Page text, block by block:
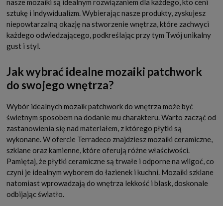
nasze mozaiki są idealnym rozwiązaniem dla każdego, kto ceni
sztukę i indywidualizm. Wybierając nasze produkty, zyskujesz
niepowtarzalną okazję na stworzenie wnętrza, które zachwyci
każdego odwiedzającego, podkreślając przy tym Twój unikalny
gust i styl.
Jak wybrać idealne mozaiki patchwork
do swojego wnętrza?
Wybór idealnych mozaik patchwork do wnętrza może być
świetnym sposobem na dodanie mu charakteru. Warto zacząć od
zastanowienia się nad materiałem, z którego płytki są
wykonane. W ofercie Terradeco znajdziesz mozaiki ceramiczne,
szklane oraz kamienne, które oferują różne właściwości.
Pamiętaj, że płytki ceramiczne są trwałe i odporne na wilgoć, co
czyni je idealnym wyborem do łazienek i kuchni. Mozaiki szklane
natomiast wprowadzają do wnętrza lekkość i blask, doskonale
odbijając światło.